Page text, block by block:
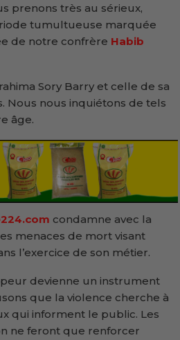
prenons très au sérieux,
tumultueuse marquée
de notre confrère Habib
Sory Barry et celle de sa
Nous nous inquiétons de tels
âge.
condamne avec la
menaces de mort visant
l’exercice de son métier.
devienne un instrument
que la violence cherche à
qui informent le public. Les
ne feront que renforcer